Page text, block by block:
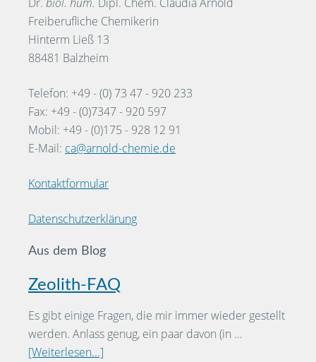
Freiberufliche Chemikerin
Hinterm Ließ 13
88481 Balzheim
Telefon: +49 - (0) 73 47 - 920 233
Fax: +49 - (0)7347 - 920 597
Mobil: +49 - (0)175 - 928 12 91
E-Mail: ca@arnold-chemie.de
Kontaktformular
Datenschutzerklärung
Aus dem Blog
Zeolith-FAQ
Es gibt einige Fragen, die mir immer wieder gestellt
werden. Anlass genug, ein paar davon (in …
[Weiterlesen...]